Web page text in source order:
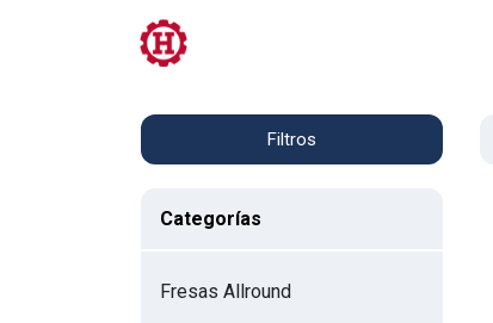
Filtros
Categorías
Fresas Allround